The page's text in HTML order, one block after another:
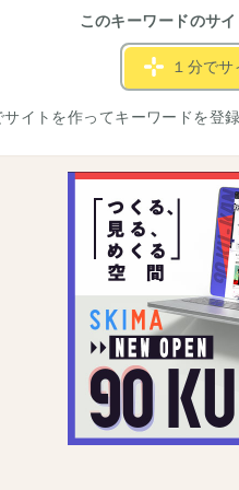
このキーワードのサ
１分で
イトを作ってキーワードを登